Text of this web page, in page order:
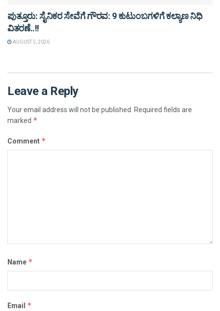
ಪುತ್ತೂರು: ಸೈನಿಕರ ಸೇವೆಗೆ ಗೌರವ: 9 ಕುಟುಂಬಗಳಿಗೆ ಕಲ್ಯಾಣ ನಿಧಿ
ವಿತರಣೆ..!!
AUGUST 5, 2026
Leave a Reply
Your email address will not be published. Required fields are
marked *
Comment *
Name *
Email *